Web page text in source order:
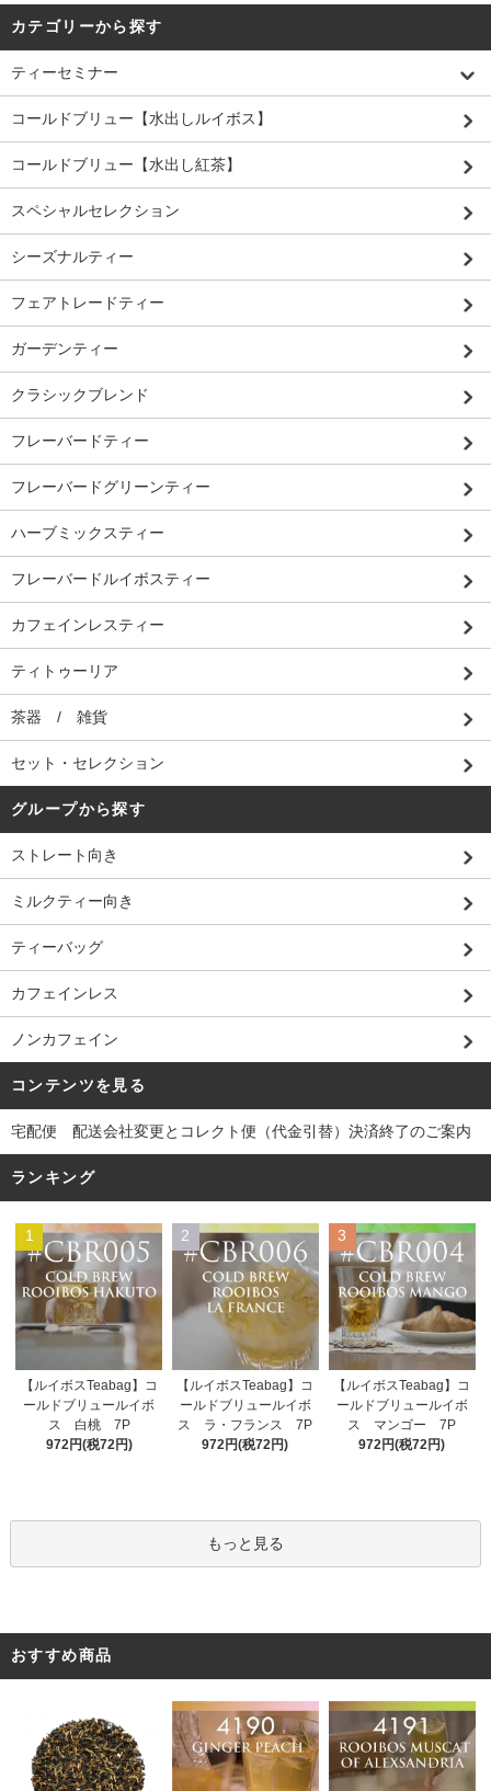
カテゴリーから探す
ティーセミナー
コールドブリュー【水出しルイボス】
コールドブリュー【水出し紅茶】
スペシャルセレクション
シーズナルティー
フェアトレードティー
ガーデンティー
クラシックブレンド
フレーバードティー
フレーバードグリーンティー
ハーブミックスティー
フレーバードルイボスティー
カフェインレスティー
ティトゥーリア
茶器 / 雑貨
セット・セレクション
グループから探す
ストレート向き
ミルクティー向き
ティーバッグ
カフェインレス
ノンカフェイン
コンテンツを見る
宅配便 配送会社変更とコレクト便（代金引替）決済終了のご案内
ランキング
1
【ルイボスTeabag】コ
ールドブリュールイボ
ス 白桃 7P
972円(税72円)
2
【ルイボスTeabag】コ
ールドブリュールイボ
ス ラ・フランス 7P
972円(税72円)
3
【ルイボスTeabag】コ
ールドブリュールイボ
ス マンゴー 7P
972円(税72円)
もっと見る
おすすめ商品